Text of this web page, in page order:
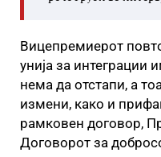
Вицепремиерот
унија за интеграции
нема да отстапи, а
измени, како и
рамковен договор,
Договорот за